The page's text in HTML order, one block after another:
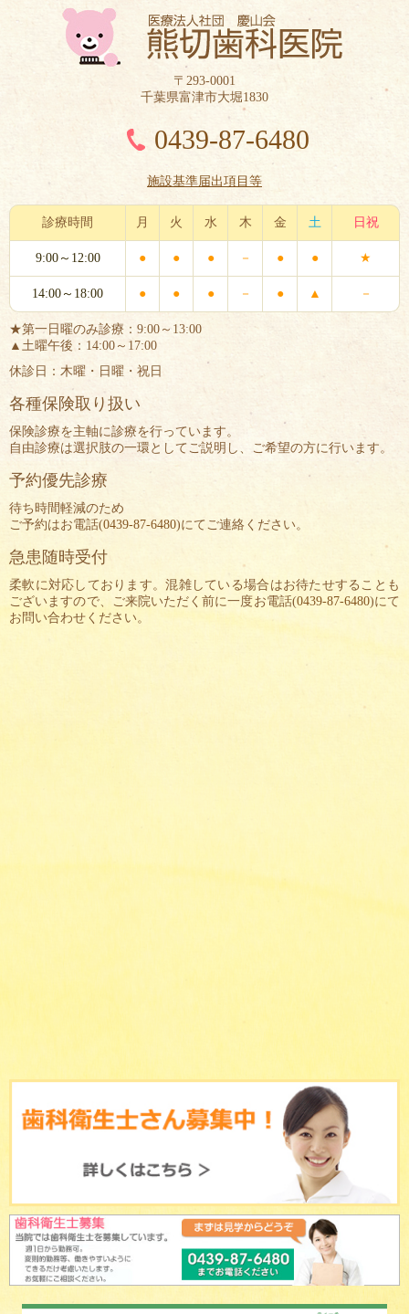
〒293-0001
千葉県富津市大堀1830
0439-87-6480
施設基準届出項目等
診療時間 月 火 水 木 金 土 日祝
9:00～12:00 ● ● ● － ● ● ★
14:00～18:00 ● ● ● － ● ▲ －
★第一日曜のみ診療：9:00～13:00
▲土曜午後：14:00～17:00
休診日：木曜・日曜・祝日
各種保険取り扱い
保険診療を主軸に診療を行っています。
自由診療は選択肢の一環としてご説明し、ご希望の方に行います。
予約優先診療
待ち時間軽減のため
ご予約はお電話(0439-87-6480)にてご連絡ください。
急患随時受付
柔軟に対応しております。混雑している場合はお待たせすることも
ございますので、ご来院いただく前に一度お電話(0439-87-6480)にて
お問い合わせください。